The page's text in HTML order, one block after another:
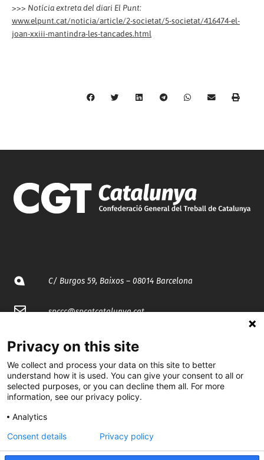
>>> Notícia extreta del diari El Punt:
www.elpunt.cat/noticia/article/2-societat/5-societat/416474-el-
joan-xxiii-mantindra-les-tancades.html
C/ Burgos 59, Baixos – 08014 Barcelona
spccc@spcgtcatalunya.cat
@CGTCatalunya
cgtcatalunya
CGTCatalunya
cgtcatalunya
Privacy on this site
We collect and process your data on this site to better
understand how it is used. You can give your consent to all or
selected purposes, or you can decline them all. For more
information, see our privacy policy.
Analytics
Consent details Privacy policy